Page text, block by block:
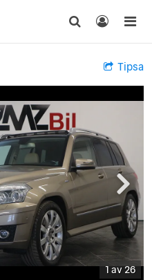
Tipsa
1 av 26